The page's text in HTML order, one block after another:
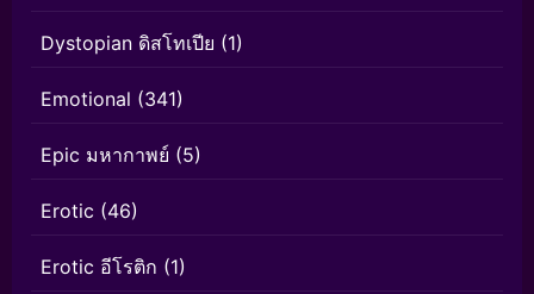
Dystopian ดิสโทเปีย (1)
Emotional (341)
Epic มหากาพย์ (5)
Erotic (46)
Erotic อีโรติก (1)